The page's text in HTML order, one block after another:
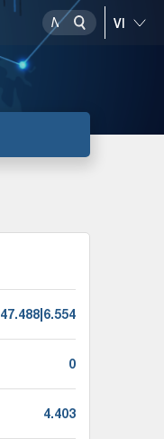
47.488|6.554
0
4.403